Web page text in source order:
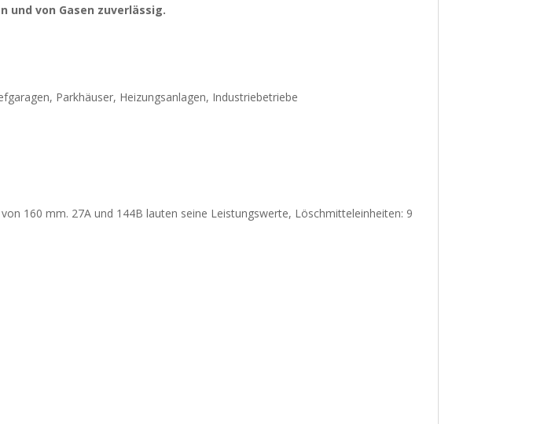
und von Gasen zuverlässig.
Parkhäuser, Heizungsanlagen, Industriebetriebe
160 mm. 27A und 144B lauten seine Leistungswerte, Löschmitteleinheiten: 9